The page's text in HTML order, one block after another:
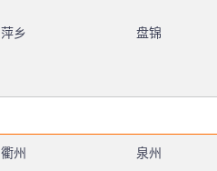
萍乡 盘锦
衢州 泉州